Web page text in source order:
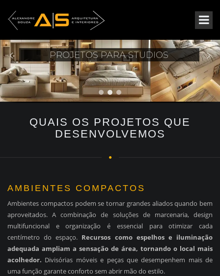
PROJETOS PARA STUDIOS
QUAIS OS PROJETOS QUE
DESENVOLVEMOS
AMBIENTES COMPACTOS
Ambientes compactos podem se tornar grandes aliados quando bem
aproveitados. A combinação de soluções de marcenaria, design
multifuncional e organização é essencial para otimizar cada
centímetro do espaço. Recursos como espelhos e iluminação
adequada ampliam a sensação de área, tornando o local mais
acolhedor. Divisórias móveis e peças que desempenhem mais de
uma função garante conforto sem abrir mão do estilo.